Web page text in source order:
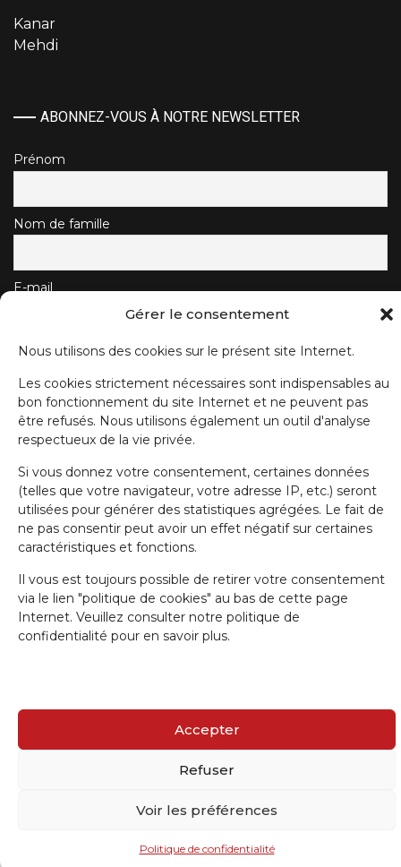
Gérer le consentement
Nous utilisons des cookies sur le présent site Internet.
Les cookies strictement nécessaires sont indispensables au
bon fonctionnement du site Internet et ne peuvent pas
être refusés. Nous utilisons également un outil d'analyse
respectueux de la vie privée.
Si vous donnez votre consentement, certaines données
(telles que votre navigateur, votre adresse IP, etc.) seront
utilisées pour générer des statistiques agrégées. Le fait de
ne pas consentir peut avoir un effet négatif sur certaines
caractéristiques et fonctions.
Il vous est toujours possible de retirer votre consentement
via le lien "politique de cookies" au bas de cette page
Internet. Veuillez consulter notre politique de
confidentialité pour en savoir plus.
Accepter
Refuser
Voir les préférences
Politique de confidentialité
Kanar
Mehdi
ABONNEZ-VOUS À NOTRE NEWSLETTER
Prénom
Nom de famille
E-mail
J'accepte la politique de confidentialité.
IRW-CGSP 2024 / Responsable: Patrick Lebrun, Rue de Namur 47 –
5000 BEEZ / Webmaster : Olivier Girardi/ Website by a.